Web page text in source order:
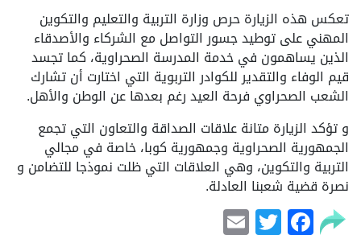
تعكس هذه الزيارة حرص وزارة التربية والتعليم والتكوين
المهني على توطيد جسور التواصل مع الشركاء والأصدقاء
الذين يساهمون في خدمة المدرسة الصحراوية، كما تجسد
قيم الوفاء والتقدير للكوادر التربوية التي اختارت أن تشارك
الشعب الصحراوي فرحة العيد رغم بعدها عن الوطن والأهل.
و تؤكد الزيارة متانة علاقات الصداقة والتعاون التي تجمع
الجمهورية الصحراوية وجمهورية كوبا، خاصة في مجالي
التربية والتكوين، وهي العلاقات التي ظلت نموذجا للتضامن و
نصرة قضية شعبنا العادلة.
Facebook
Twitter